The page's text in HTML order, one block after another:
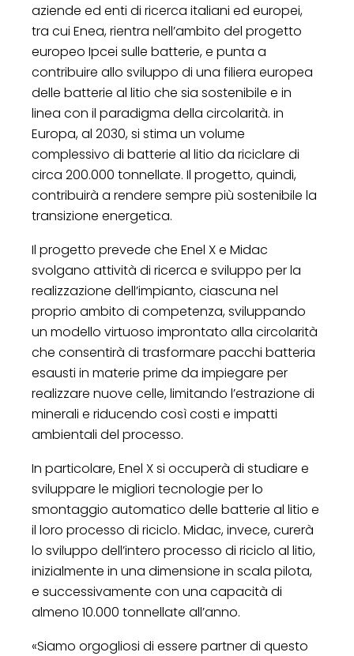
aziende ed enti di ricerca italiani ed europei,
tra cui Enea, rientra nell’ambito del progetto
europeo Ipcei sulle batterie, e punta a
contribuire allo sviluppo di una filiera europea
delle batterie al litio che sia sostenibile e in
linea con il paradigma della circolarità. in
Europa, al 2030, si stima un volume
complessivo di batterie al litio da riciclare di
circa 200.000 tonnellate. Il progetto, quindi,
contribuirà a rendere sempre più sostenibile la
transizione energetica.
Il progetto prevede che Enel X e Midac
svolgano attività di ricerca e sviluppo per la
realizzazione dell’impianto, ciascuna nel
proprio ambito di competenza, sviluppando
un modello virtuoso improntato alla circolarità
che consentirà di trasformare pacchi batteria
esausti in materie prime da impiegare per
realizzare nuove celle, limitando l’estrazione di
minerali e riducendo così costi e impatti
ambientali del processo.
In particolare, Enel X si occuperà di studiare e
sviluppare le migliori tecnologie per lo
smontaggio automatico delle batterie al litio e
il loro processo di riciclo. Midac, invece, curerà
lo sviluppo dell’intero processo di riciclo al litio,
inizialmente in una dimensione in scala pilota,
e successivamente con una capacità di
almeno 10.000 tonnellate all’anno.
«Siamo orgogliosi di essere partner di questo